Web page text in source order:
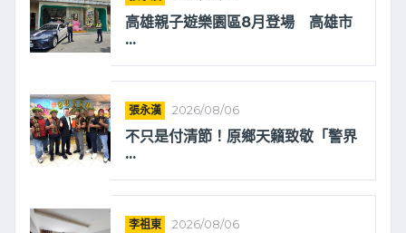
高雄親子遊樂園區8月登場 高雄市
...
張永漢 2026/08/06
不只是付清節！原鄉天籟致敬「警界
...
李祖東 2026/08/06